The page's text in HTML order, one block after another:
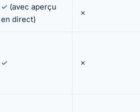
✓ (avec aperçu
en direct)
✗
✓ ✗